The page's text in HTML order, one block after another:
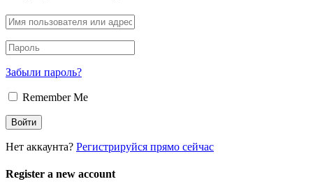
Забыли пароль?
Remember Me
Нет аккаунта? Регистрируйся прямо сейчас
Register a new account